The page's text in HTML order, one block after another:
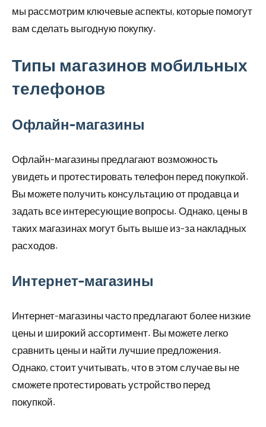
мы рассмотрим ключевые аспекты, которые помогут
вам сделать выгодную покупку.
Типы магазинов мобильных
телефонов
Офлайн-магазины
Офлайн-магазины предлагают возможность
увидеть и протестировать телефон перед покупкой.
Вы можете получить консультацию от продавца и
задать все интересующие вопросы. Однако, цены в
таких магазинах могут быть выше из-за накладных
расходов.
Интернет-магазины
Интернет-магазины часто предлагают более низкие
цены и широкий ассортимент. Вы можете легко
сравнить цены и найти лучшие предложения.
Однако, стоит учитывать, что в этом случае вы не
сможете протестировать устройство перед
покупкой.